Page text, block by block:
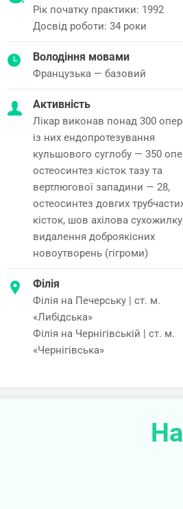
Рік початку практики: 1992
Досвід роботи: 34 роки
Володіння мовами
Французька — базовий
Активність
Лікар виконав понад 300
із них ендопротезування
кульшового суглобу — 350
остеосинтез кісток тазу та
вертлюгової западини — 28,
остеосинтез довгих
кісток, шов ахілова
видалення доброякісних
новоутворень (гігроми)
Філія
Філія на Печерську | ст. м.
«Либідська»
Філія на Чернігівській | ст. м.
«Чернігівська»